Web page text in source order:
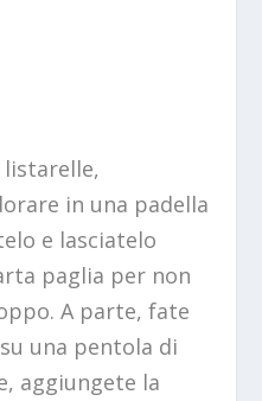
in una padella
e lasciatelo
paglia per non
A parte, fate
una pentola di
aggiungete la